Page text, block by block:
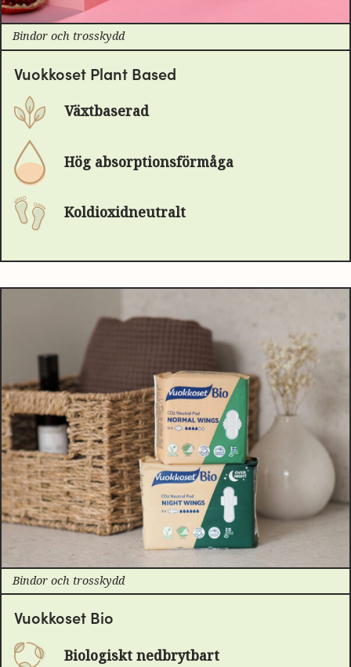
Bindor och trosskydd
Vuokkoset Plant Based
Växtbaserad
Hög absorptionsförmåga
Koldioxidneutralt
Bindor och trosskydd
Vuokkoset Bio
Biologiskt nedbrytbart